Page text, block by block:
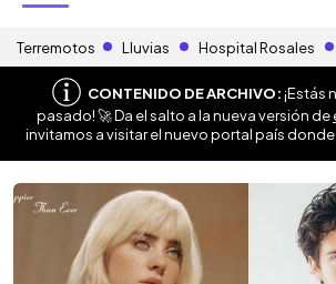
Terremotos Lluvias Hospital Rosales
CONTENIDO DE ARCHIVO:¡Estás
pasado! 🚀 Da el salto a la nueva versión de
invitamos a visitar el nuevo portal país